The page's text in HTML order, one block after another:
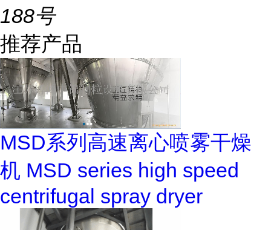
188号
推荐产品
MSD系列高速离心喷雾干燥
机 MSD series high speed
centrifugal spray dryer